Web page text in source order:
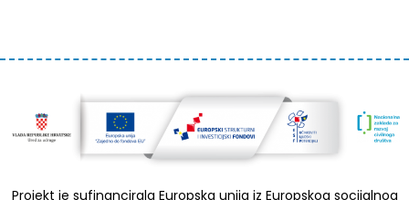
Projekt je sufinancirala Europska unija iz Europskog socijalnog